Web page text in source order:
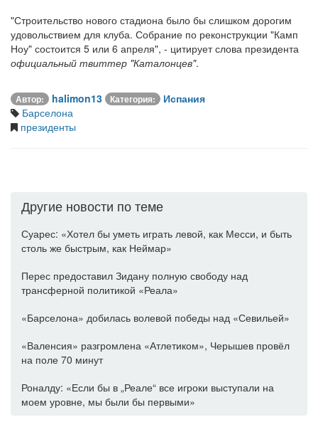
"Строительство нового стадиона было бы слишком дорогим
удовольствием для клуба. Собрание по реконструкции "Камп
Ноу" состоится 5 или 6 апреля", - цитирует слова президента
официальный твиттер "Каталонцев".
Автор: halimon13 Категория:
Испания
Барселона
президенты
Другие новости по теме
Суарес: «Хотел бы уметь играть левой, как Месси, и быть
столь же быстрым, как Неймар»
Перес предоставил Зидану полную свободу над
трансферной политикой «Реала»
«Барселона» добилась волевой победы над «Севильей»
«Валенсия» разгромлена «Атлетиком», Черышев провёл
на поле 70 минут
Роналду: «Если бы в „Реале“ все игроки выступали на
моем уровне, мы были бы первыми»